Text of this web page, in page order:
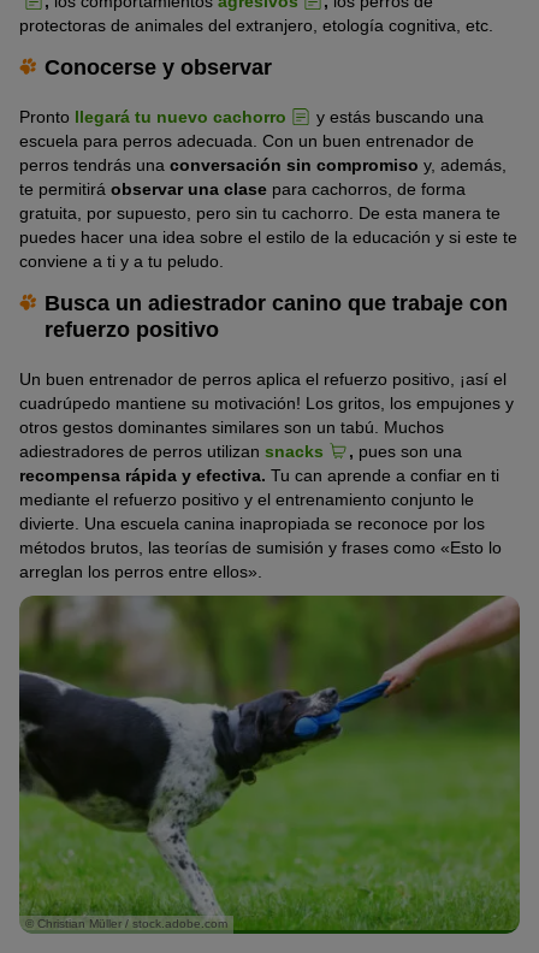
protectoras de animales del extranjero, etología cognitiva, etc.
Conocerse y observar
Pronto llegará tu nuevo cachorro
y estás buscando una
escuela para perros adecuada. Con un buen entrenador de
perros tendrás una conversación sin compromiso y, además,
te permitirá observar una clase para cachorros, de forma
gratuita, por supuesto, pero sin tu cachorro. De esta manera te
puedes hacer una idea sobre el estilo de la educación y si este te
conviene a ti y a tu peludo.
Busca un adiestrador canino que trabaje con
refuerzo positivo
Un buen entrenador de perros aplica el refuerzo positivo, ¡así el
cuadrúpedo mantiene su motivación! Los gritos, los empujones y
otros gestos dominantes similares son un tabú. Muchos
adiestradores de perros utilizan snacks , pues son una
recompensa rápida y efectiva. Tu can aprende a confiar en ti
mediante el refuerzo positivo y el entrenamiento conjunto le
divierte. Una escuela canina inapropiada se reconoce por los
métodos brutos, las teorías de sumisión y frases como «Esto lo
arreglan los perros entre ellos».
© Christian Müller / stock.adobe.com